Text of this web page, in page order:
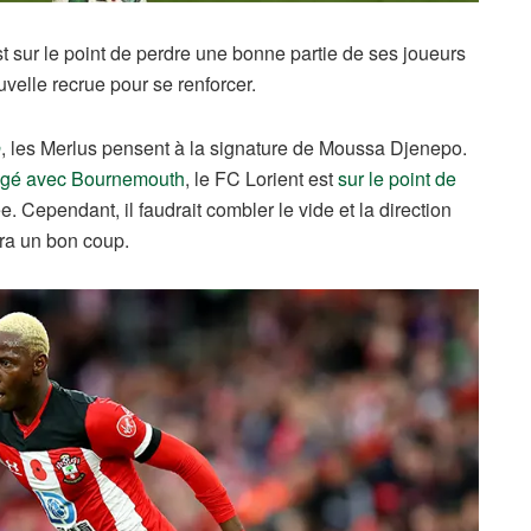
sur le point de perdre une bonne partie de ses joueurs
recrue pour se renforcer.
, les Merlus pensent à la signature de Moussa Djenepo.
avec Bournemouth, le FC Lorient estsur le point de
Cependant, il faudrait combler le vide et la direction
un bon coup.